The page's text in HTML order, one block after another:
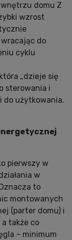
domu Z
wzrost
do
cyklu
„dzieje się
sterowania i
do użytkowania.
pierwszy w
w
to
montowanych
(parter domu) i
także co
– minimum